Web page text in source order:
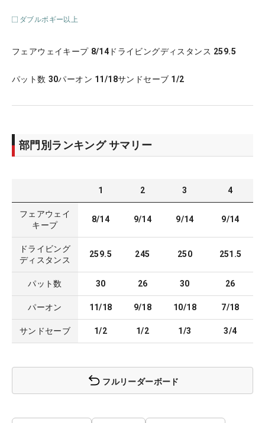
ダブルボギー以上
フェアウェイキープ 8/14 ドライビングディスタンス 259.5
パット数 30パーオン 11/18サンドセーブ 1/2
部門別ランキング サマリー
1 2 3 4
フェアウェイ
キープ
8/14 9/14 9/14 9/14
ドライビング
ディスタンス
259.5 245 250 251.5
パット数 30 26 30 26
パーオン 11/18 9/18 10/18 7/18
サンドセーブ 1/2 1/2 1/3 3/4
フルリーダーボード